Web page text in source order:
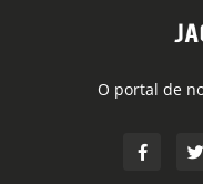
O portal de